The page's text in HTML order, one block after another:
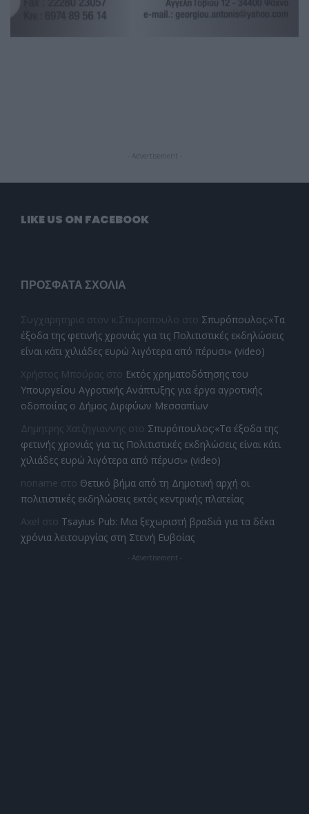
- Advertisement -
LIKE US ON FACEBOOK
ΠΡΌΣΦΑΤΑ ΣΧΌΛΙΑ
Συγχαρητηρια στον κ.Σπυροπουλο στο Σπυρόπουλος:«Τα
έξοδα της φετινής χρονιάς για τις Πολιτιστικές εκδηλώσεις
είναι κάτι χιλιάδες ευρώ λιγότερα από πέρυσι» (video)
Χρήστος Μπούρας στο Εκτός χρηματοδότησης του
Υπουργείου Αγροτικής Ανάπτυξης για έργα αγροτικής
οδοποιίας ο Δήμος Διρφύων Μεσσαπίων
Δημητρης Χατζηγιαννης στο Σπυρόπουλος:«Τα έξοδα της
φετινής χρονιάς για τις Πολιτιστικές εκδηλώσεις είναι κάτι
χιλιάδες ευρώ λιγότερα από πέρυσι» (video)
noname στο Θετικό βήμα από τη Δημοτική αρχή οι
πολιτιστικές εκδηλώσεις εκτός κεντρικής πλατείας
Axel στο Tsayius Pub: Μια ξεχωριστή βραδιά για τα δέκα
χρόνια λειτουργίας στη Στενή Ευβοίας
- Advertisement -